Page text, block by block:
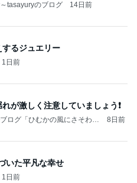
tasayuryのブログ 14日前
るジュエリー
1日前
が激しく注意していましょう❗️
ログ「ひむかの風にさそわれ
8日前
いた平凡な幸せ
1日前